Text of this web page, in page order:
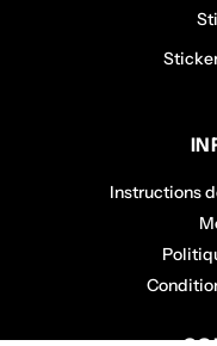
Instructions